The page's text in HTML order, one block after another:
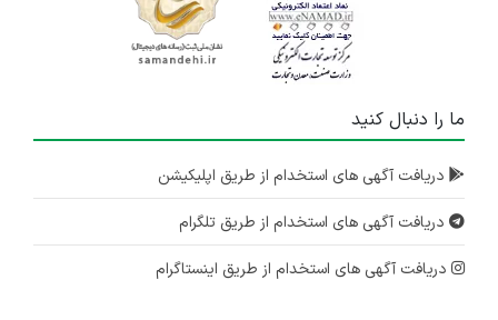
آذربایجان شرقی
۵ سال پیش
آذربایجان شرقی
ما را دنبال کنید
دریافت آگهی های استخدام از طریق اپلیکیشن
دریافت آگهی های استخدام از طریق تلگرام
دریافت آگهی های استخدام از طریق اینستاگرام